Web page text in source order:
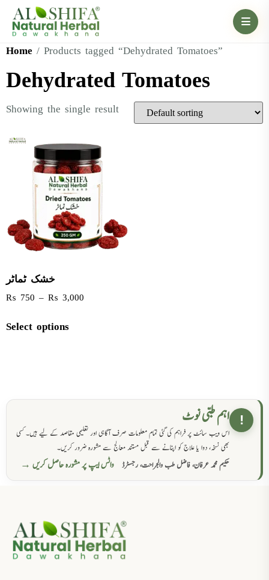
Home / Products tagged “Dehydrated Tomatoes”
Dehydrated Tomatoes
Showing the single result
خشک ٹماٹر
₨ 750 – ₨ 3,000
Select options
! اہم طبی نوٹ
اس ویب سائٹ پر فراہم کی گئی تمام معلومات صرف آگاہی اور تعلیمی مقاصد کے لیے ہیں۔ کسی
بھی نسخہ، دوا یا علاج کو اپنانے سے قبل مستند معالج سے مشورہ ضرور کریں۔
حکیم محمد عرفان، فاضل طب والجراحت، رجسٹرڈ
واٹس ایپ پر مشورہ حاصل کریں →